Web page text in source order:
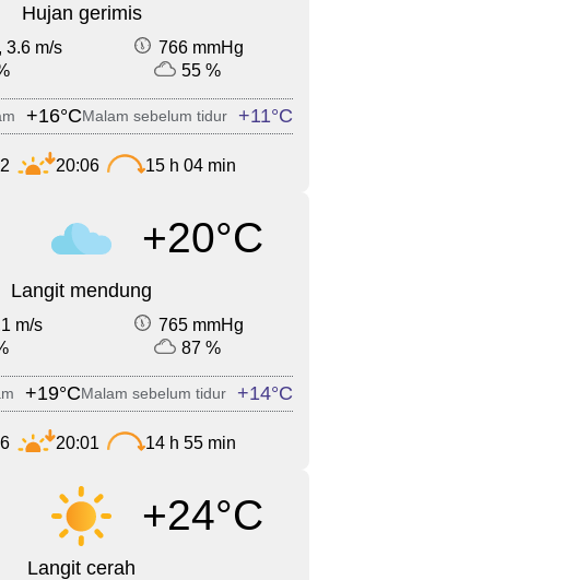
Hujan gerimis
3.6 m/s
766 mmHg
55 %
+16°CMalam sebelum tidur +11°C
20:06 15 h 04 min
+20°C
Langit mendung
m/s
765 mmHg
87 %
+19°CMalam sebelum tidur +14°C
20:01 14 h 55 min
+24°C
Langit cerah